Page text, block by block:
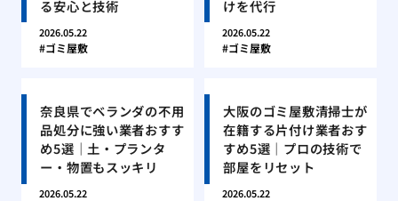
る安心と技術
2026.05.22
ゴミ屋敷
けを代行
2026.05.22
ゴミ屋敷
奈良県でベランダの不用
品処分に強い業者おすす
め5選｜土・プランタ
ー・物置もスッキリ
2026.05.22
大阪のゴミ屋敷清掃士が
在籍する片付け業者おす
すめ5選｜プロの技術で
部屋をリセット
2026.05.22